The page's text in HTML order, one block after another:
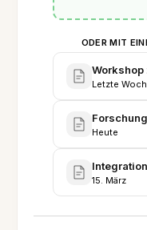
ODER MIT
Workshop
Letzte
Heute
15. März